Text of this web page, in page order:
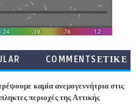
COMMENTSΕΤΙΚΕ
καμία ανεμογεννήτρια στις
περιοχές της Αττικής